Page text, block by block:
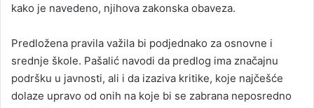
kako je navedeno, njihova zakonska obaveza.
Predložena pravila važila bi podjednako za osnovne i
srednje škole. Pašalić navodi da predlog ima značajnu
podršku u javnosti, ali i da izaziva kritike, koje najčešće
dolaze upravo od onih na koje bi se zabrana neposredno